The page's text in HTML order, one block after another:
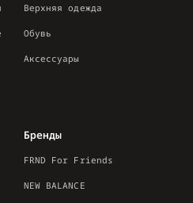
Верхняя одежда
Обувь
Аксессуары
Бренды
FRND For Friends
NEW BALANCE